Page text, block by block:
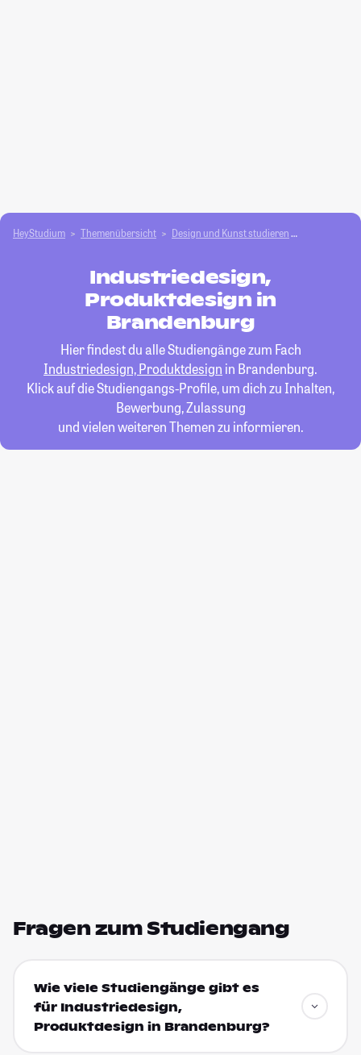
HeyStudium Themenübersicht Design und Kunst studieren
Industriedesign,
Produktdesign in
Brandenburg
Hier findest du alle Studiengänge zum Fach
Industriedesign, Produktdesign in Brandenburg.
Klick auf die Studiengangs-Profile, um dich zu Inhalten,
Bewerbung, Zulassung
und vielen weiteren Themen zu informieren.
Fragen zum Studiengang
Wie viele Studiengänge gibt es
für Industriedesign,
Produktdesign in Brandenburg?